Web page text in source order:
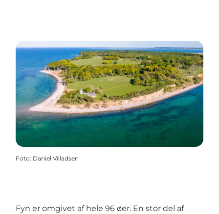
Foto: Daniel Villadsen
Fyn er omgivet af hele 96 øer. En stor del af